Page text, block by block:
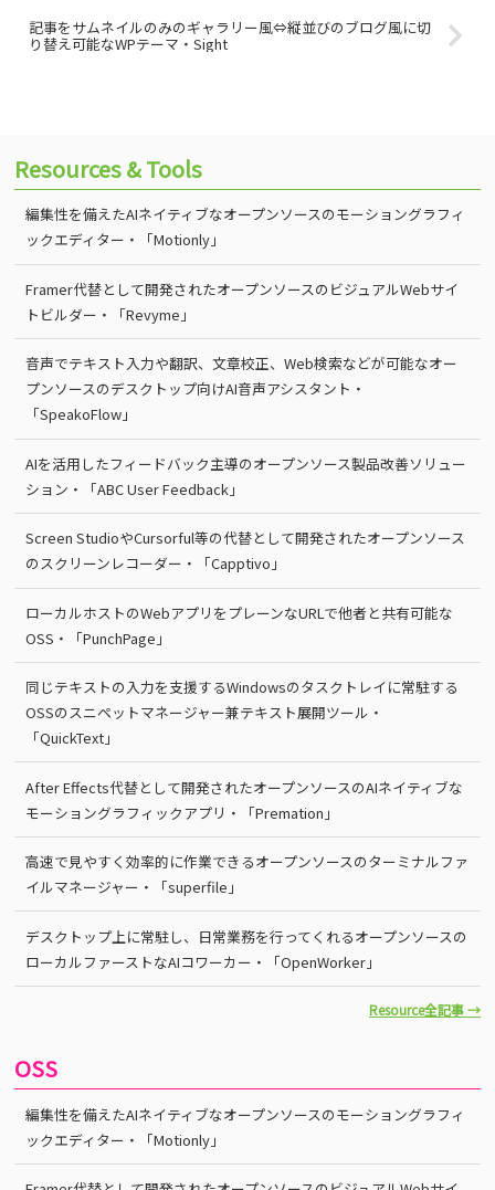
記事をサムネイルのみのギャラリー風⇔縦並びのブログ風に切
り替え可能なWPテーマ・Sight
Resources & Tools
編集性を備えたAIネイティブなオープンソースのモーショングラフィ
ックエディター・「Motionly」
Framer代替として開発されたオープンソースのビジュアルWebサイ
トビルダー・「Revyme」
音声でテキスト入力や翻訳、文章校正、Web検索などが可能なオー
プンソースのデスクトップ向けAI音声アシスタント・
「SpeakoFlow」
AIを活用したフィードバック主導のオープンソース製品改善ソリュー
ション・「ABC User Feedback」
Screen StudioやCursorful等の代替として開発されたオープンソース
のスクリーンレコーダー・「Capptivo」
ローカルホストのWebアプリをプレーンなURLで他者と共有可能な
OSS・「PunchPage」
同じテキストの入力を支援するWindowsのタスクトレイに常駐する
OSSのスニペットマネージャー兼テキスト展開ツール・
「QuickText」
After Effects代替として開発されたオープンソースのAIネイティブな
モーショングラフィックアプリ・「Premation」
高速で見やすく効率的に作業できるオープンソースのターミナルファ
イルマネージャー・「superfile」
デスクトップ上に常駐し、日常業務を行ってくれるオープンソースの
ローカルファーストなAIコワーカー・「OpenWorker」
Resource全記事 →
OSS
編集性を備えたAIネイティブなオープンソースのモーショングラフィ
ックエディター・「Motionly」